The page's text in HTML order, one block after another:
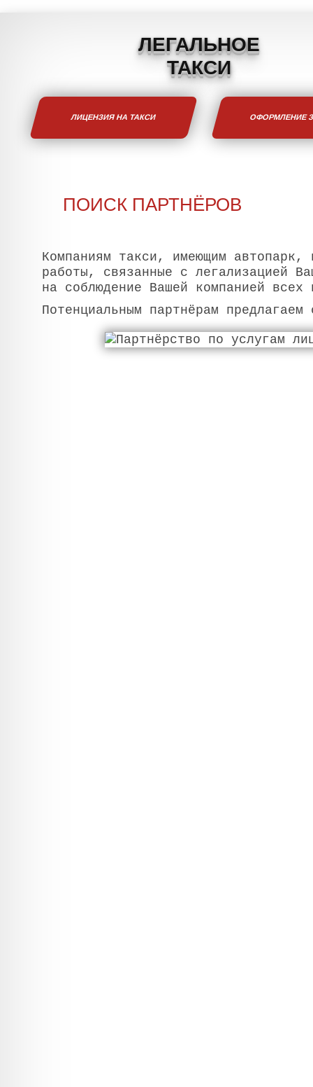
ЛЕГАЛЬНОЕ
ТАКСИ
ЛИЦЕНЗИЯ НА ТАКСИ ОФОРМЛЕНИЕ
ПОИСК ПАРТНЁРОВ
Компаниям такси, имеющим
работы, связанные с легализацией
на соблюдение Вашей компанией всех
Потенциальным партнёрам